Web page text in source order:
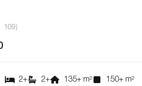
109)
2+ 2+ 135+ m² 150+ m²